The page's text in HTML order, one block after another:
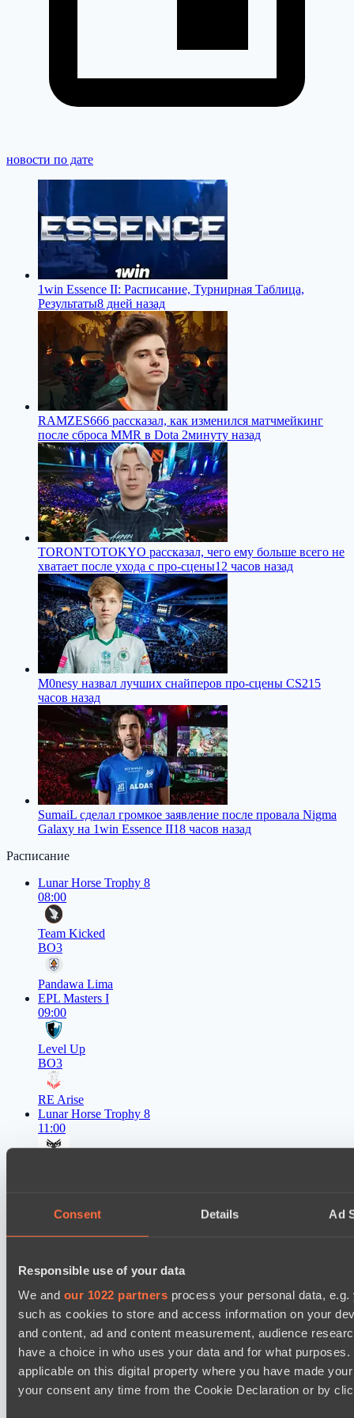
Consent Details Ad
Responsible use of your data
We and our 1022 partners process your personal data,
such as cookies to store and access information on your
and content, ad and content measurement, audience
have a choice in who uses your data and for what
applicable on this digital property where you have made
your consent any time from the Cookie Declaration or by
новости по дате
1win Essence II: Расписание, Турнирная Таблица,
Результаты8 дней назад
RAMZES666 рассказал, как изменился матчмейкинг
после сброса MMR в Dota 2минуту назад
TORONTOTOKYO рассказал, чего ему больше всего не
хватает после ухода с про-сцены12 часов назад
M0nesy назвал лучших снайперов про-сцены CS215
часов назад
SumaiL сделал громкое заявление после провала Nigma
Galaxy на 1win Essence II18 часов назад
Расписание
Lunar Horse Trophy 8
08:00
Team Kicked
BO3
Pandawa Lima
EPL Masters I
09:00
Level Up
BO3
RE Arise
Lunar Horse Trophy 8
11:00
Team Kicked
RE Arise
BO3
No Hoodwink
EPL Masters I
15:00
No Hoodwink